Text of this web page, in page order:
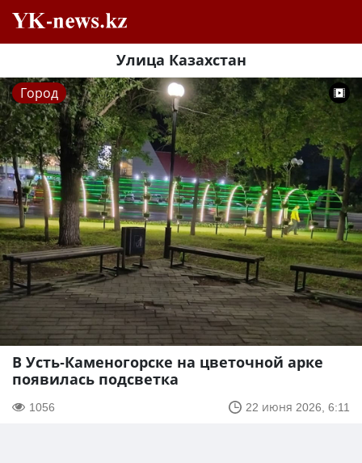
Улица Казахстан
Город
В Усть-Каменогорске на цветочной арке
появилась подсветка
1056 22 июня 2026, 6:11